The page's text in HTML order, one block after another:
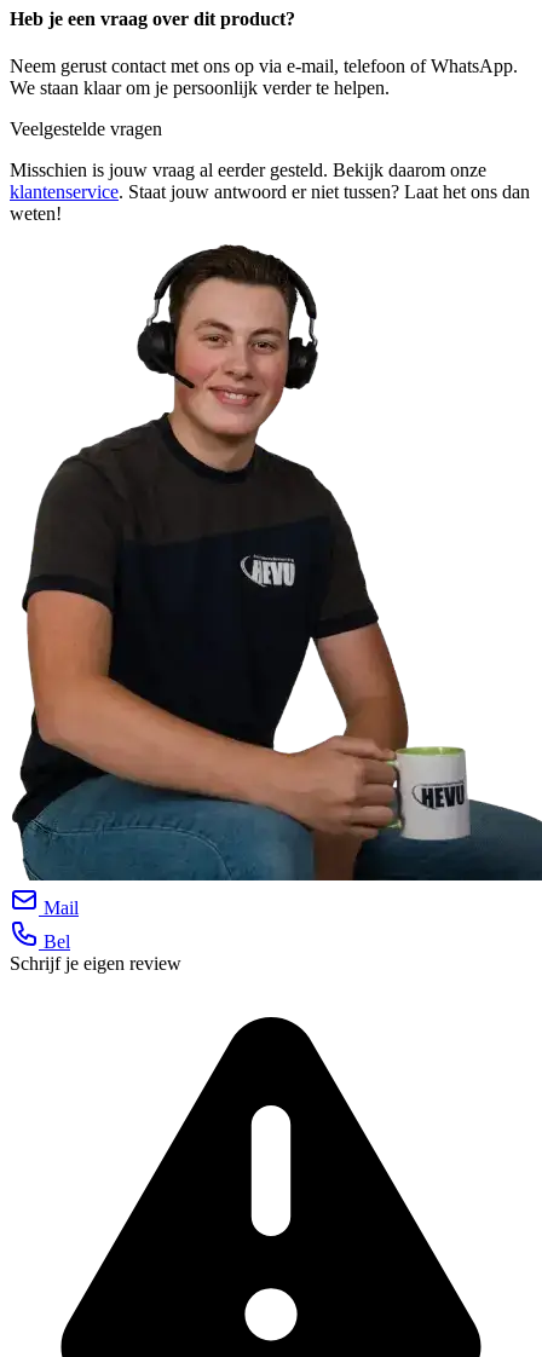
Heb je een vraag over dit product?
Neem gerust contact met ons op via e-mail, telefoon of WhatsApp.
We staan klaar om je persoonlijk verder te helpen.
Veelgestelde vragen
Misschien is jouw vraag al eerder gesteld. Bekijk daarom onze
klantenservice. Staat jouw antwoord er niet tussen? Laat het ons dan
weten!
Mail
Bel
Schrijf je eigen review